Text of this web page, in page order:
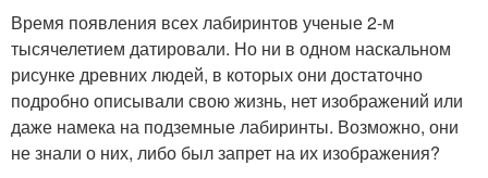
Время появления всех лабиринтов ученые 2-м
тысячелетием датировали. Но ни в одном наскальном
рисунке древних людей, в которых они достаточно
подробно описывали свою жизнь, нет изображений или
даже намека на подземные лабиринты. Возможно, они
не знали о них, либо был запрет на их изображения?